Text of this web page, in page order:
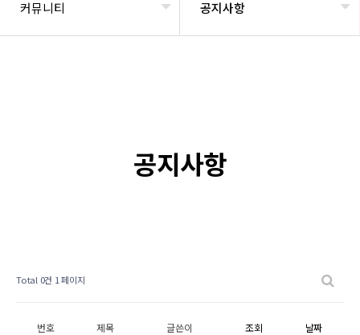
커뮤니티 공지사항
공지사항
Total 0건 1 페이지
번호 제목 글쓴이 조회 날짜